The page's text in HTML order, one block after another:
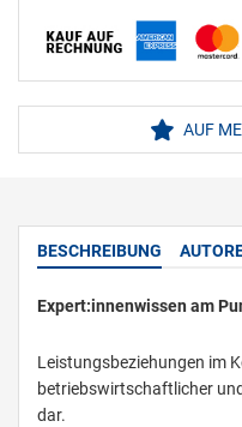
AUF
BESCHREIBUNG
Expert:innenwissen am
Leistungsbeziehungen im
betriebswirtschaftlicher
dar.